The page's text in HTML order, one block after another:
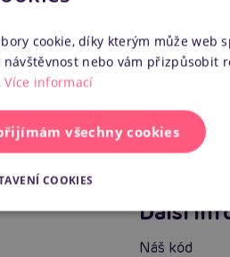
Pro koho
Vlastnosti
Další
Náš kód
cookie, díky kterým může web
nebo vám přizpůsobit
Více informací
všechny cookies
COOKIES